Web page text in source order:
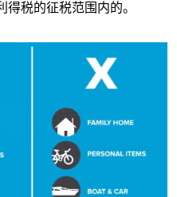
税的征税范围内的。